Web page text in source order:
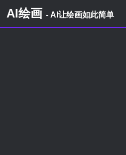
AI绘画 - AI让绘画如此简单